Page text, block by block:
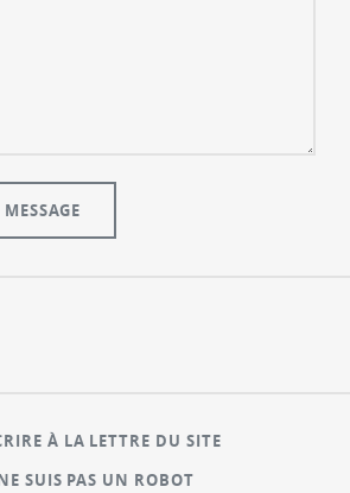
À LA LETTRE DU SITE
SUIS PAS UN ROBOT